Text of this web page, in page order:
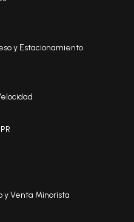
y Estacionamiento
y Venta Minorista